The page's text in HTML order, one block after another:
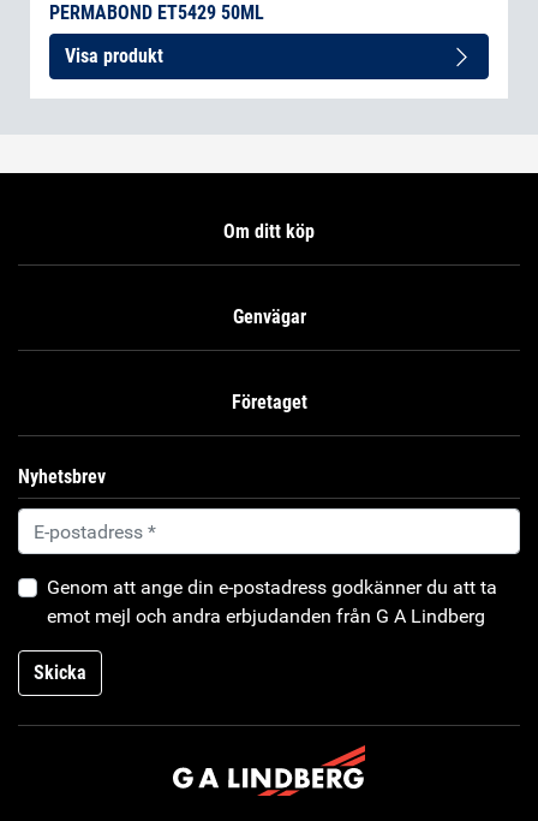
PERMABOND ET5429 50ML
Visa produkt
Om ditt köp
Genvägar
Företaget
Nyhetsbrev
Genom att ange din e-postadress godkänner du att ta
emot mejl och andra erbjudanden från G A Lindberg
Skicka